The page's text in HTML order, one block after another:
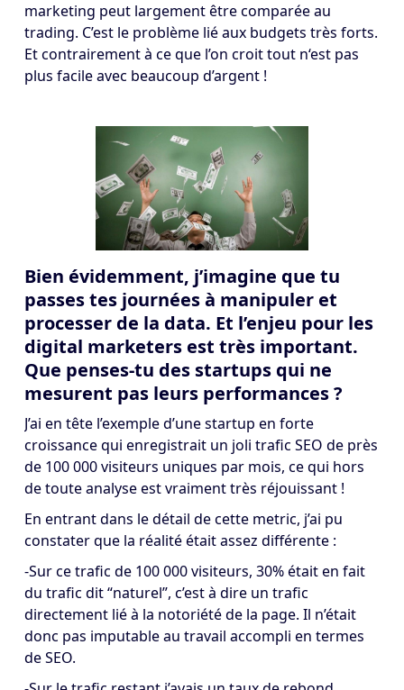
marketing peut largement être comparée au
trading. C’est le problème lié aux budgets très forts.
Et contrairement à ce que l’on croit tout n‘est pas
plus facile avec beaucoup d’argent !
Bien évidemment, j’imagine que tu
passes tes journées à manipuler et
processer de la data. Et l’enjeu pour les
digital marketers est très important.
Que penses-tu des startups qui ne
mesurent pas leurs performances ?
J’ai en tête l’exemple d’une startup en forte
croissance qui enregistrait un joli trafic SEO de près
de 100 000 visiteurs uniques par mois, ce qui hors
de toute analyse est vraiment très réjouissant !
En entrant dans le détail de cette metric, j’ai pu
constater que la réalité était assez différente :
-Sur ce trafic de 100 000 visiteurs, 30% était en fait
du trafic dit “naturel”, c’est à dire un trafic
directement lié à la notoriété de la page. Il n’était
donc pas imputable au travail accompli en termes
de SEO.